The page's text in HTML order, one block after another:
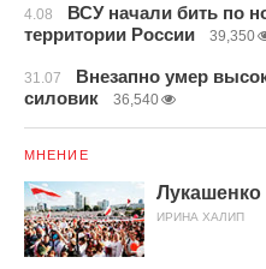
4.08
ВСУ начали бить по
территории России
39,350
31.07
Внезапно умер
силовик
36,540
МНЕНИЕ
Лукашенко
ИРИНА ХАЛИП